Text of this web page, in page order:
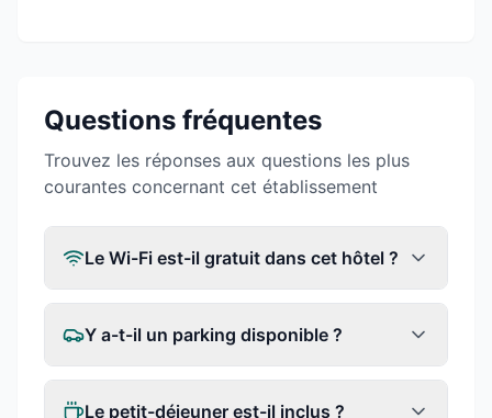
Questions fréquentes
Trouvez les réponses aux questions les plus
courantes concernant cet établissement
Le Wi-Fi est-il gratuit dans cet hôtel ?
Y a-t-il un parking disponible ?
Le petit-déjeuner est-il inclus ?